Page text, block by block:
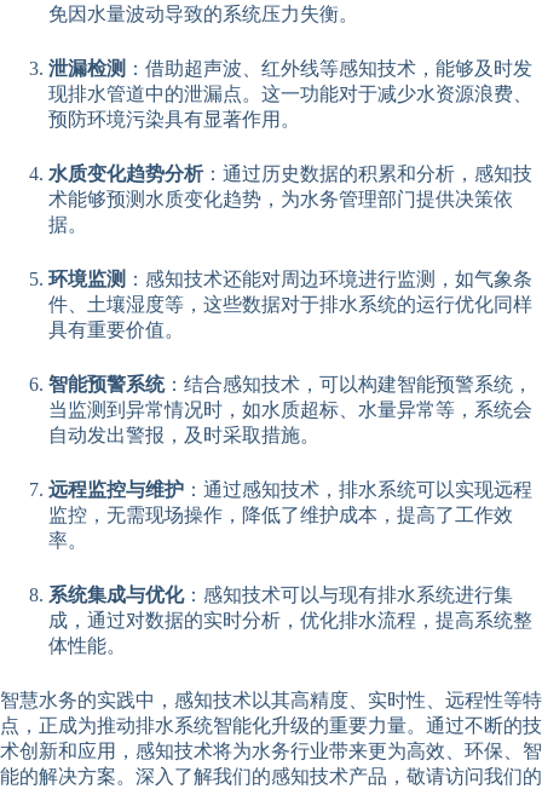
免因水量波动导致的系统压力失衡。
泄漏检测 ：借助超声波、红外线等感知技术，能够及时发
现排水管道中的泄漏点。这一功能对于减少水资源浪费、
预防环境污染具有显著作用。
水质变化趋势分析：通过历史数据的积累和分析，感知技
术能够预测水质变化趋势，为水务管理部门提供决策依
据。
环境监测 ：感知技术还能对周边环境进行监测，如气象条
件、土壤湿度等，这些数据对于排水系统的运行优化同样
具有重要价值。
智能预警系统：结合感知技术，可以构建智能预警系统，
当监测到异常情况时，如水质超标、水量异常等，系统会
自动发出警报，及时采取措施。
远程监控与维护 ：通过感知技术，排水系统可以实现远程
监控，无需现场操作，降低了维护成本，提高了工作效
率。
系统集成与优化：感知技术可以与现有排水系统进行集
成，通过对数据的实时分析，优化排水流程，提高系统整
体性能。
智慧水务的实践中，感知技术以其高精度、实时性、远程性等特
点，正成为推动排水系统智能化升级的重要力量。通过不断的技
术创新和应用，感知技术将为水务行业带来更为高效、环保、智
能的解决方案。深入了解我们的感知技术产品，敬请访问我们的